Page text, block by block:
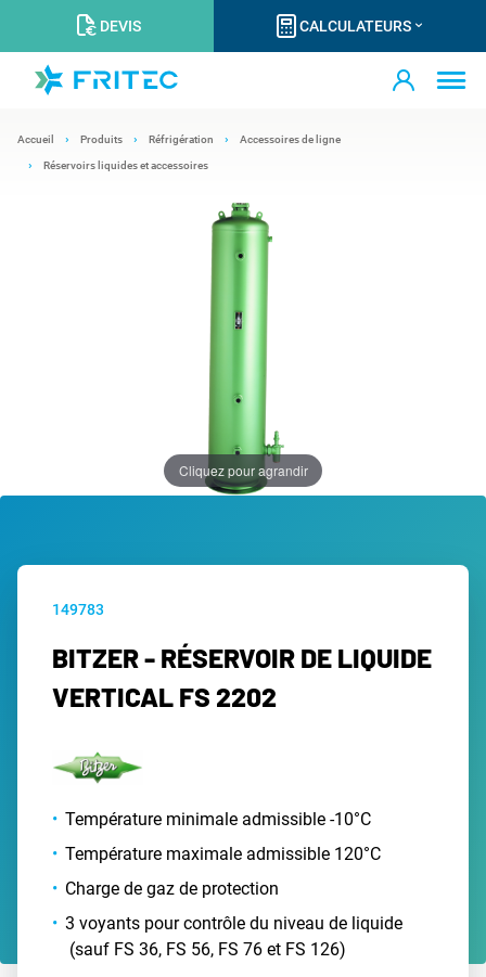
DEVIS CALCULATEURS
Accueil Produits Réfrigération Accessoires de ligne
Réservoirs liquides et accessoires
Cliquez pour agrandir
149783
BITZER - RÉSERVOIR DE LIQUIDE
VERTICAL FS 2202
Température minimale admissible -10°C
Température maximale admissible 120°C
Charge de gaz de protection
3 voyants pour contrôle du niveau de liquide
(sauf FS 36, FS 56, FS 76 et FS 126)